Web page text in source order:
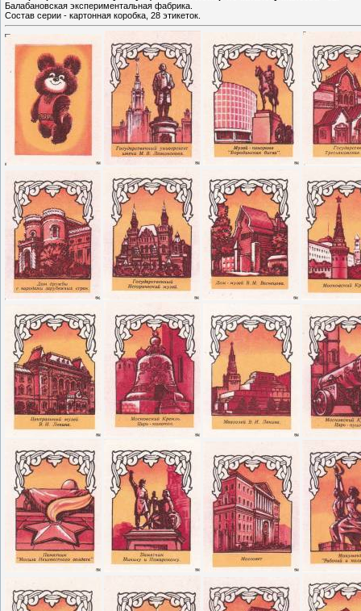
Балабановская экспериментальная фабрика.
Состав серии - картонная коробка, 28 этикеток.